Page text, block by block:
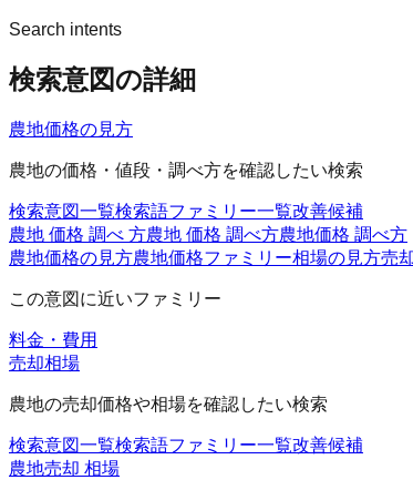
Search intents
検索意図の詳細
農地価格の見方
農地の価格・値段・調べ方を確認したい検索
検索意図一覧検索語ファミリー一覧改善候補
農地 価格 調べ 方農地 価格 調べ方農地価格 調べ方
農地価格の見方農地価格ファミリー相場の見方売
この意図に近いファミリー
料金・費用
売却相場
農地の売却価格や相場を確認したい検索
検索意図一覧検索語ファミリー一覧改善候補
農地売却 相場